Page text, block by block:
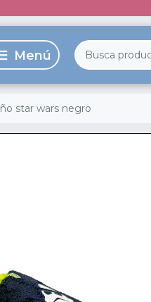
star wars negro